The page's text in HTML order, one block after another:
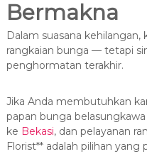
Bermakna
Dalam suasana
rangkaian bunga — tetapi
penghormatan terakhir.
Jika Anda membutuhkan
papan bunga
ke Bekasi, dan pelayanan
Florist** adalah pilihan yang